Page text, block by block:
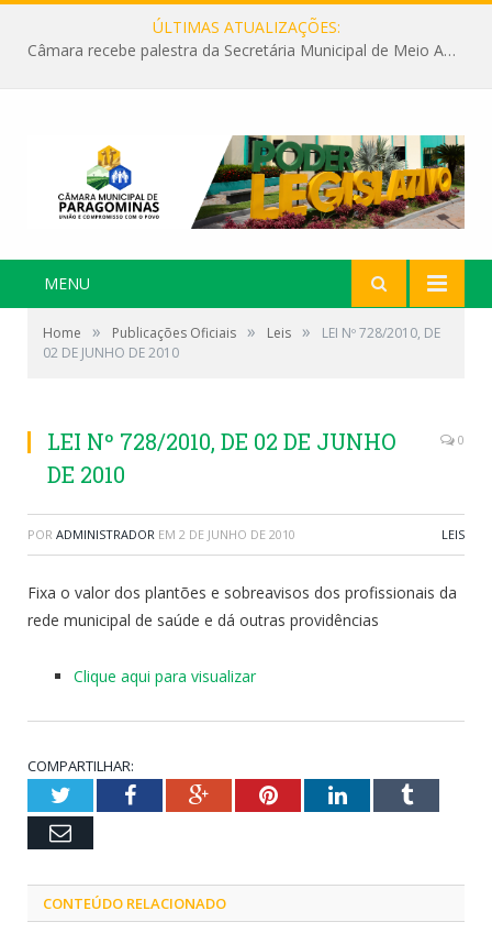
ÚLTIMAS ATUALIZAÇÕES:
Câmara recebe palestra da Secretária Municipal de Meio Ambiente sobre as ações da “SEMANA DO MEIO AMBIENTE”
MENU
Home » Publicações Oficiais » Leis »
LEI Nº 728/2010, DE
02 DE JUNHO DE 2010
LEI Nº 728/2010, DE 02 DE JUNHO
DE 2010
0
POR ADMINISTRADOR EM 2 DE JUNHO DE 2010 LEIS
Fixa o valor dos plantões e sobreavisos dos profissionais da
rede municipal de saúde e dá outras providências
Clique aqui para visualizar
COMPARTILHAR:
TwitterFacebookGoogle+PinterestLinkedInTumblr
Email
CONTEÚDO RELACIONADO